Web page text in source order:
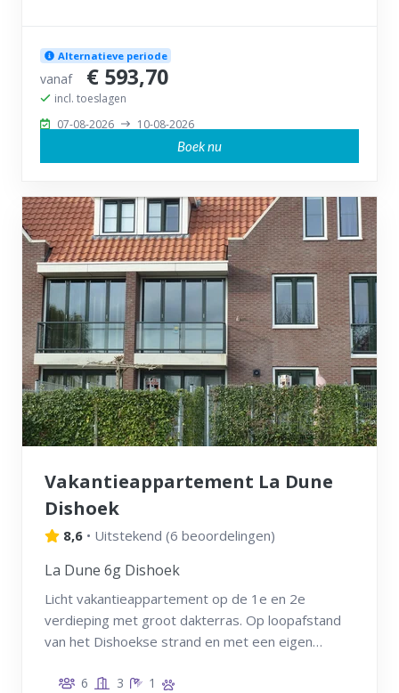
Alternatieve periode
vanaf € 593,70
incl. toeslagen
07-08-2026
10-08-2026
Boek nu
Vakantieappartement La Dune
Dishoek
8,6 • Uitstekend (6 beoordelingen)
La Dune 6g Dishoek
Licht vakantieappartement op de 1e en 2e
verdieping met groot dakterras. Op loopafstand
van het Dishoekse strand en met een eigen
6 3 1